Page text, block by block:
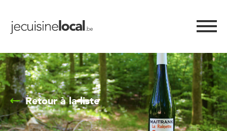
Retour à la liste